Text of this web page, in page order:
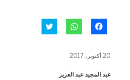
للمشاركة
في
للمشاركة
في 20 أكتوبر، 2017
عبد المجيد عبد العزيز